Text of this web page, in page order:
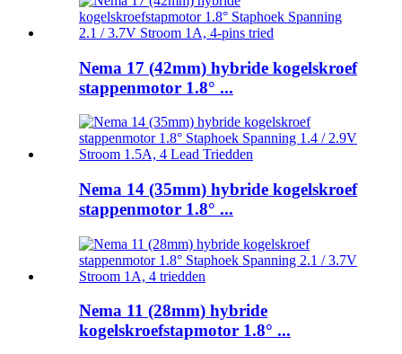
Nema 17 (42mm) hybride kogelskroef
stappenmotor 1.8° ...
Nema 14 (35mm) hybride kogelskroef
stappenmotor 1.8° ...
Nema 11 (28mm) hybride
kogelskroefstapmotor 1.8° ...